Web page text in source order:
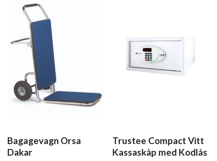
Bagagevagn Orsa
Dakar
Trustee Compact Vitt
Kassaskåp med Kodlås